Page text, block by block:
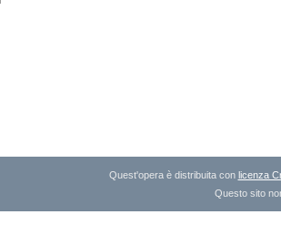
Quest'opera è distribuita con licenza
Questo sito